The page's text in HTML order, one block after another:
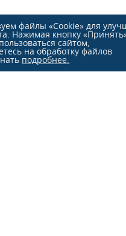
файлы «Cookie» для
Нажимая кнопку
сайтом,
на обработку файлов
подробнее.